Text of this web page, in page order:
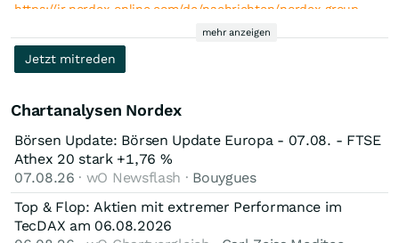
https://ir.nordex-online.com/de/nachrichten/nordex-group-
mehr anzeigen
Jetzt mitreden
Chartanalysen Nordex
Börsen Update: Börsen Update Europa - 07.08. - FTSE
Athex 20 stark +1,76 %
07.08.26 · wO Newsflash · Bouygues
Top & Flop: Aktien mit extremer Performance im
TecDAX am 06.08.2026